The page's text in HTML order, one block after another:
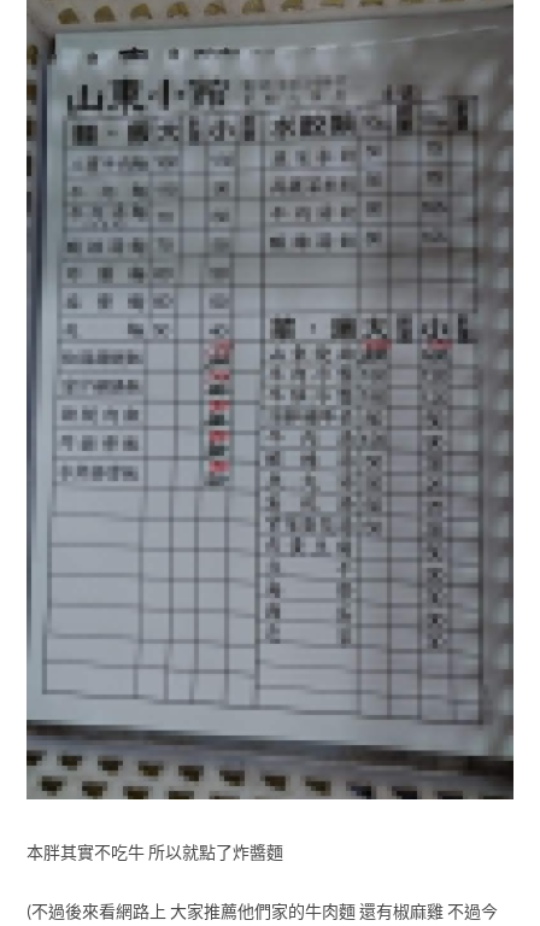
本胖其實不吃牛 所以就點了炸醬麵
(不過後來看網路上 大家推薦他們家的牛肉麵 還有椒麻雞 不過今